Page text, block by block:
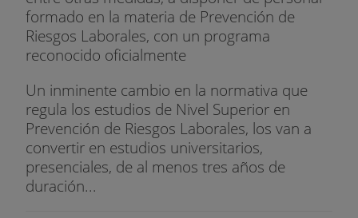
formado en la materia de Prevención de
Riesgos Laborales, con un programa
reconocido oficialmente
Un inminente cambio en la normativa que
regula los estudios de Nivel Superior en
Prevención de Riesgos Laborales, los van a
convertir en estudios universitarios,
presenciales, de al menos tres años de
duración...